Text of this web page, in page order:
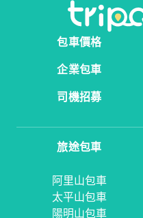
包車價格
企業包車
司機招募
旅途包車
阿里山包車
太平山包車
陽明山包車